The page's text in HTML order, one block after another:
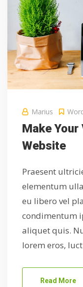
Marius
Make
Website
Praesent
elementum
eu libero vel
condimentum
aliquet quis.
lorem eros,
Read More